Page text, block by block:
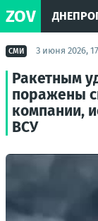
ZOV
СМИ 3 июня 2026,
Ракетным
поражены
компании,
ВСУ